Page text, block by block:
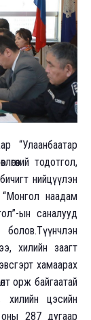
“Улаанбаатар
тодотгол,
нийцүүлэн
наадам
ын саналууд
хилийн заагт
хамаарах
орж байгаатай
цэсийн
оны 287 дугаар